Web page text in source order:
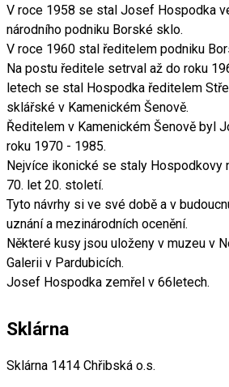
V roce 1958 se stal Josef Hospodka
národního podniku Borské sklo.
V roce 1960 stal ředitelem podniku
Na postu ředitele setrval až do roku
letech se stal Hospodka ředitelem
sklářské v Kamenickém Šenově.
Ředitelem v Kamenickém Šenově byl
roku 1970 - 1985.
Nejvíce ikonické se staly Hospodkovy
70. let 20. století.
Tyto návrhy si ve své době a v
uznání a mezinárodních ocenění.
Některé kusy jsou uloženy v muzeu v
Galerii v Pardubicích.
Josef Hospodka zemřel v 66letech.
Sklárna
Sklárna 1414 Chřibská o.s.